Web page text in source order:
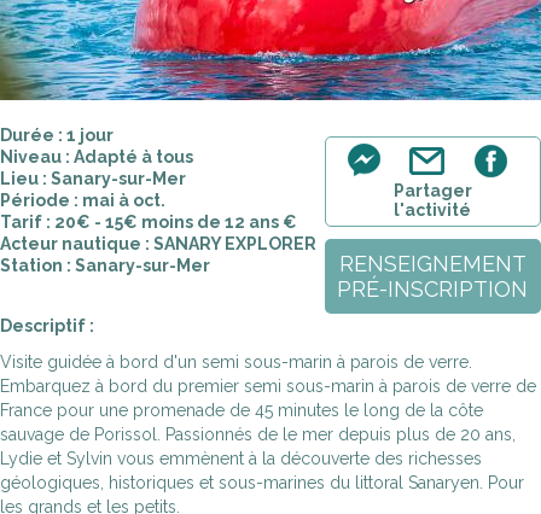
Durée : 1 jour
Niveau : Adapté à tous
Lieu : Sanary-sur-Mer
Période : mai à oct.
Tarif : 20€ - 15€ moins de 12 ans €
Acteur nautique : SANARY EXPLORER
Station : Sanary-sur-Mer
Partager
l'activité
RENSEIGNEMENT
PRÉ-INSCRIPTION
Descriptif :
Visite guidée à bord d'un semi sous-marin à parois de verre.
Embarquez à bord du premier semi sous-marin à parois de verre de
France pour une promenade de 45 minutes le long de la côte
sauvage de Porissol. Passionnés de le mer depuis plus de 20 ans,
Lydie et Sylvin vous emmènent à la découverte des richesses
géologiques, historiques et sous-marines du littoral Sanaryen. Pour
les grands et les petits.